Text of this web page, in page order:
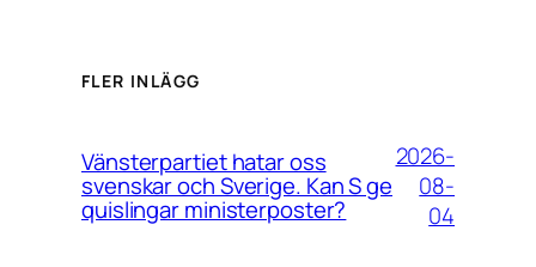
FLER INLÄGG
Vänsterpartiet hatar oss
svenskar och Sverige. Kan S ge
quislingar ministerposter?
2026-
08-
04